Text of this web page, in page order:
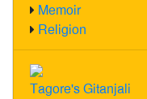
Memoir
Religion
Tagore's Gitanjali